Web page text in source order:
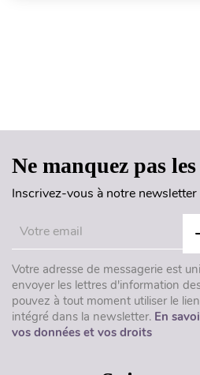
Ne manquez pas
Inscrivez-vous à notre newsletter
Votre adresse de messagerie est
envoyer les lettres d'information
pouvez à tout moment utiliser le
intégré dans la newsletter. En
vos données et vos droits